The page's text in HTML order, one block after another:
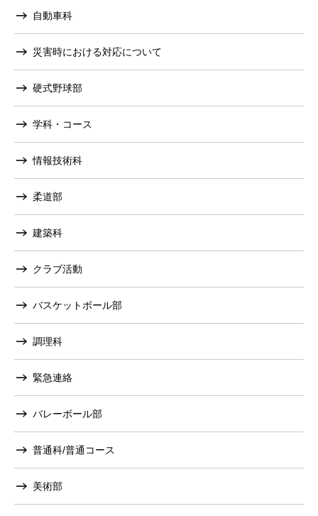
自動車科
災害時における対応について
硬式野球部
学科・コース
情報技術科
柔道部
建築科
クラブ活動
バスケットボール部
調理科
緊急連絡
バレーボール部
普通科/普通コース
美術部